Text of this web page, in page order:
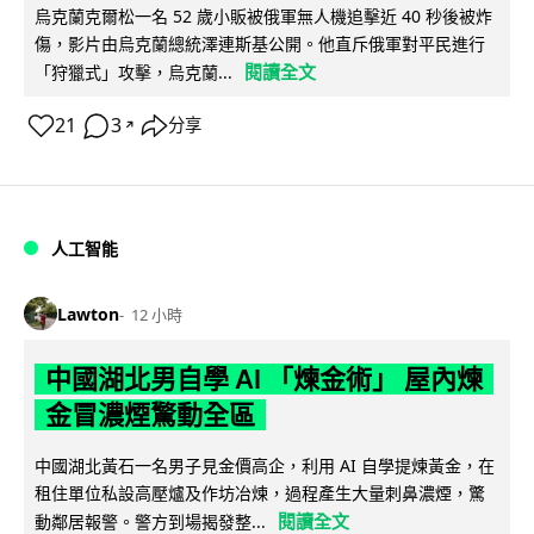
烏克蘭克爾松一名 52 歲小販被俄軍無人機追擊近 40 秒後被炸
傷，影片由烏克蘭總統澤連斯基公開。他直斥俄軍對平民進行
「狩獵式」攻擊，烏克蘭...
閱讀全文
21 3 ↗ 分享
人工智能
Lawton 12 小時
中國湖北男自學 AI 「煉金術」 屋內煉
金冒濃煙驚動全區
中國湖北黃石一名男子見金價高企，利用 AI 自學提煉黃金，在
租住單位私設高壓爐及作坊冶煉，過程產生大量刺鼻濃煙，驚
動鄰居報警。警方到場揭發整...
閱讀全文